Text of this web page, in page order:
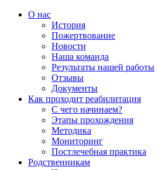
Страница
открывается
Страница
открывается
Страница
открывается
Страница
открывается
О нас
История
Пожертвование
Новости
Наша команда
Результаты нашей работы
Отзывы
Документы
Как проходит реабилитация
С чего начинаем?
Этапы прохождения
Методика
Мониторинг
Постлечебная практика
Родственникам